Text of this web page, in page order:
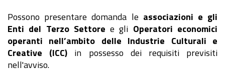
Possono presentare domanda le associazioni e gli
Enti del Terzo Settore e gli Operatori economici
operanti nell’ambito delle Industrie Culturali e
Creative (ICC) in possesso dei requisiti previsiti
nell'avviso.